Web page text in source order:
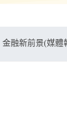
金融新前景(媒體